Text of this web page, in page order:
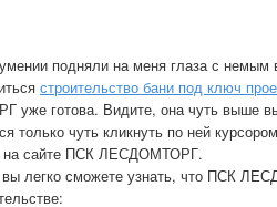
подняли на меня глаза с
строительство бани под ключ
готова. Видите, она чуть выше
только чуть кликнуть по ней
на сайте ПСК ЛЕСДОМТОРГ.
легко сможете узнать, что ПСК